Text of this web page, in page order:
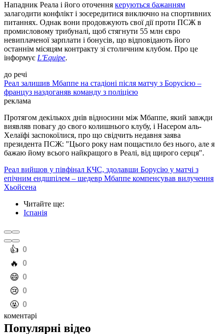
Нападник Реала і його оточення керуються бажанням
залагодити конфлікт і зосередитися виключно на спортивних
питаннях. Однак вони продовжують свої дії проти ПСЖ в
промисловому трибуналі, щоб стягнути 55 млн євро
невиплаченої зарплати і бонусів, що відповідають його
останнім місяцям контракту зі столичним клубом. Про це
інформує L'Equipe.
до речі
Реал залишив Мбаппе на стадіоні після матчу з Борусією –
француз наздоганяв команду з поліцією
реклама
Протягом декількох днів відносини між Мбаппе, який завжди
виявляв повагу до свого колишнього клубу, і Насером аль-
Хелаїфі заспокоїлися, про що свідчить недавня заява
президента ПСЖ: "Цього року нам пощастило без нього, але я
бажаю йому всього найкращого в Реалі, від щирого серця".
Реал вийшов у півфінал КЧС, здолавши Борусію у матчі з
епічним ендшпілем – шедевр Мбаппе компенсував вилучення
Хьойсена
Читайте ще:
Іспанія
️👍 0
️🔥 0
️😄 0
️😢 0
️🤬 0
коментарі